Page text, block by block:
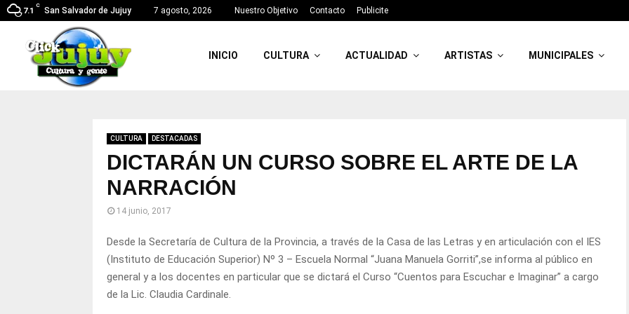
7.1
C
San Salvador de Jujuy 7 agosto, 2026 Nuestro Objetivo Contacto Publicite
INICIO CULTURA ACTUALIDAD ARTISTAS MUNICIPALES
CULTURA DESTACADAS
DICTARÁN UN CURSO SOBRE EL ARTE DE LA
NARRACIÓN
14 junio, 2017
Desde la Secretaría de Cultura de la Provincia, a través de la Casa de las Letras y en articulación con el IES
(Instituto de Educación Superior) Nº 3 – Escuela Normal “Juana Manuela Gorriti”,se informa al público en
general y a los docentes en particular que se dictará el Curso “Cuentos para Escuchar e Imaginar” a cargo
de la Lic. Claudia Cardinale.